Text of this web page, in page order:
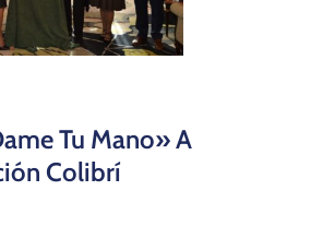
Tu Mano» A
Colibrí